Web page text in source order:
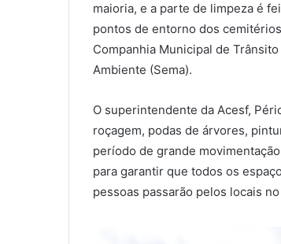
maioria, e a parte de limpeza é
pontos de entorno dos
Companhia Municipal de
Ambiente (Sema).
O superintendente da Acesf,
roçagem, podas de árvores,
período de grande
para garantir que todos os
pessoas passarão pelos locais